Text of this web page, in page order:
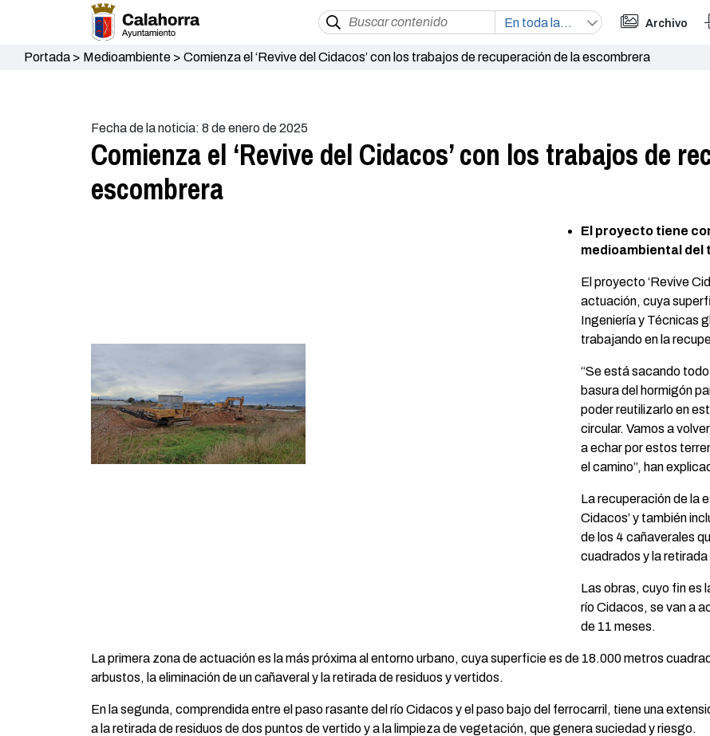
Archivo
Portada> Medioambiente> Comienza el ‘Revive del Cidacos’ con los trabajos de recuperación de la escombrera
Fecha de la noticia: 8 de enero de 2025
Comienza el ‘Revive del Cidacos’ con los trabajos de
escombrera
El proyecto tiene
medioambiental del
El proyecto ‘Revive
actuación, cuya
Ingeniería y Técnicas
trabajando en la
“Se está sacando
basura del hormigón
poder reutilizarlo en
circular. Vamos a
a echar por estos
el camino”, han
La recuperación de la
Cidacos’ y también
de los 4 cañaverales
cuadrados y la
Las obras, cuyo fin es
río Cidacos, se van a
de 11 meses.
La primera zona de actuación es la más próxima al entorno urbano, cuya superficie es de 18.000 metros
arbustos, la eliminación de un cañaveral y la retirada de residuos y vertidos.
En la segunda, comprendida entre el paso rasante del río Cidacos y el paso bajo del ferrocarril, tiene una
a la retirada de residuos de dos puntos de vertido y a la limpieza de vegetación, que genera suciedad y riesgo.